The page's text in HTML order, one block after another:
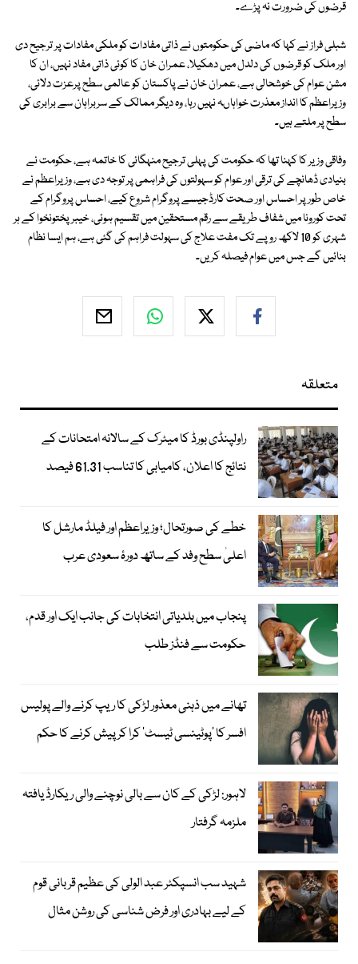
قرضوں کی ضرورت نہ پڑے۔
شبلی فراز نے کہا کہ ماضی کی حکومتوں نے ذاتی مفادات کو ملکی مفادات پر ترجیح دی
اور ملک کو قرضوں کی دلدل میں دھکیلا، عمران خان کا کوئی ذاتی مفاد نہیں، ان کا
مشن عوام کی خوشحالی ہے، عمران خان نے پاکستان کو عالمی سطح پرعزت دلائی،
وزیراعظم کا انداز معذرت خواہاںہ نہیں رہا، وہ دیگر ممالک کے سربراہان سے برابری کی
سطح پر ملتے ہیں۔
وفاقی وزیر کا کہنا تھا کہ حکومت کی پہلی ترجیح منہگائی کا خاتمہ ہے، حکومت نے
بنیادی ڈھانچے کی ترقی اور عوام کو سہولتوں کی فراہمی پر توجہ دی ہے، وزیراعظم نے
خاص طورپر احساس اور صحت کارڈجیسے پروگرام شروع کیے، احساس پروگرام کے
تحت کورونا میں شفاف طریقے سے رقم مستحقین میں تقسیم ہوئی، خیبر پختونخوا کے ہر
شہری کو 10 لاکھ روپے تک مفت علاج کی سہولت فراہم کی گئی ہے، ہم ایسا نظام
بنائیں گے جس میں عوام فیصلہ کریں۔
متعلقہ
راولپنڈی بورڈ کا میٹرک کے سالانہ امتحانات کے
نتائج کا اعلان، کامیابی کا تناسب 61.31 فیصد
خطے کی صورتحال؛ وزیراعظم اور فیلڈ مارشل کا
اعلیٰ سطح وفد کے ساتھ دورۂ سعودی عرب
پنجاب میں بلدیاتی انتخابات کی جانب ایک اور قدم،
حکومت سے فنڈز طلب
تھانے میں ذہنی معذور لڑکی کا ریپ کرنے والے پولیس
افسر کا ’پوٹینسی ٹیسٹ‘ کرا کر پیش کرنے کا حکم
لاہور: لڑکی کے کان سے بالی نوچنے والی ریکارڈ یافتہ
ملزمہ گرفتار
شہید سب انسپکٹر عبد الولی کی عظیم قربانی قوم
کے لیے بہادری اور فرض شناسی کی روشن مثال